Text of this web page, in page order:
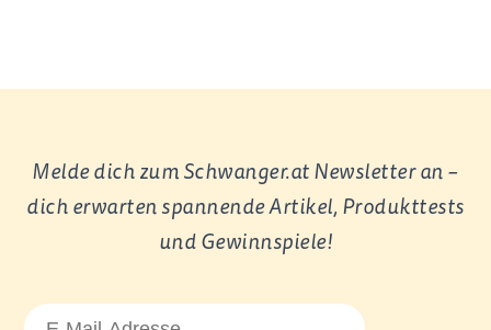
Melde dich zum Schwanger.at Newsletter an –
dich erwarten spannende Artikel, Produkttests
und Gewinnspiele!
E-